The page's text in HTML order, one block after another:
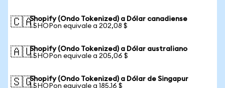
🇨🇦Shopify (Ondo Tokenized) a Dólar canadiense
1 SHOPon equivale a 202,08 $
🇦🇺Shopify (Ondo Tokenized) a Dólar australiano
1 SHOPon equivale a 205,06 $
🇸🇬Shopify (Ondo Tokenized) a Dólar de Singapur
1 SHOPon equivale a 185,16 $